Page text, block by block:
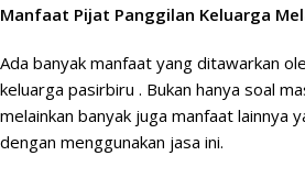
Manfaat Pijat Panggilan Keluarga
Ada banyak manfaat yang ditawarkan
keluarga pasirbiru . Bukan hanya soal
melainkan banyak juga manfaat lainnya
dengan menggunakan jasa ini.